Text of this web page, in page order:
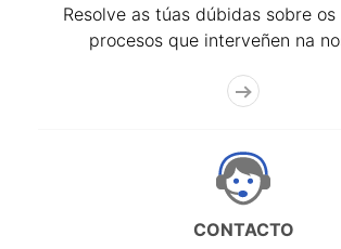
Resolve as túas dúbidas sobre
procesos que interveñen na
CONTACTO